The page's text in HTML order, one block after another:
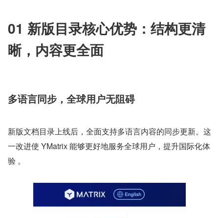
01 新版目录核心优势：结构更清
晰，内容更全面
多语言同步，全球用户无阻碍
新版文档目录上线后，全面支持多语言内容的同步更新。这
一改进使 YMatrix 能够更好地服务全球用户，提升国际化体
验 。